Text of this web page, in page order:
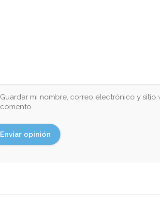
Guardar mi nombre, correo electrónico y
comento.